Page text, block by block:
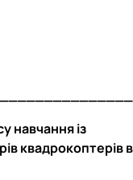
навчання із
квадрокоптерів в